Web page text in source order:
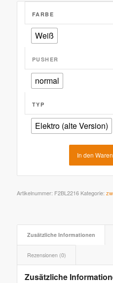
FARBE
Weiß
PUSHER
normal
TYP
Elektro (alte Version)
In den
Artikelnummer: F2BL2216 Kategorie:
Zusätzliche Informationen
Rezensionen (0)
Zusätzliche